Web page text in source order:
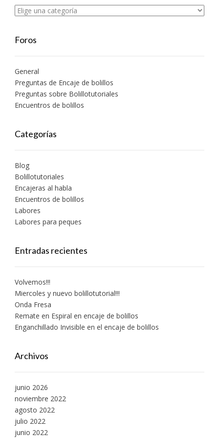
Foros
General
Preguntas de Encaje de bolillos
Preguntas sobre Bolillotutoriales
Encuentros de bolillos
Categorías
Blog
Bolillotutoriales
Encajeras al habla
Encuentros de bolillos
Labores
Labores para peques
Entradas recientes
Volvemos!!!
Miercoles y nuevo bolillotutorial!!!
Onda Fresa
Remate en Espiral en encaje de bolillos
Enganchillado Invisible en el encaje de bolillos
Archivos
junio 2026
noviembre 2022
agosto 2022
julio 2022
junio 2022